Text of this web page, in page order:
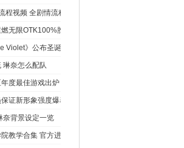
程视频 全剧情流程视频攻略
无限OTK100%胜率卡组推荐
Violet》公布圣诞实机玩法预告
琳奈怎么配队
度最佳游戏出炉
证新形象强度爆表！为还原苦读百科全书
奈背景设定一览
教学合集 官方进阶技巧讲解